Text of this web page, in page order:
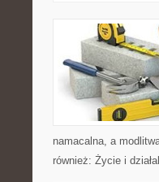
namacalna, a
również: Życie i